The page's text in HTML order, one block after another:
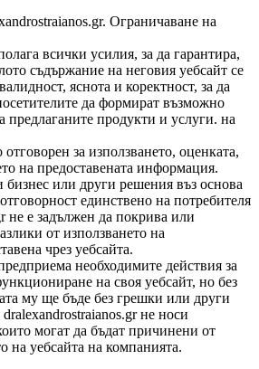
Ограничаване на
всички усилия, за да гарантира,
съдържание на неговия уебсайт се
яснота и коректност, за да
да формират възможно
предлаганите продукти и услуги. на
за използването, оценката,
на предоставената информация.
бизнес или други решения въз основа
единствено на потребителя
не е задължен да покрива или
от използването на
чрез уебсайта.
необходимите действия за
на своя уебсайт, но без
му ще бъде без грешки или други
не носи
могат да бъдат причинени от
на уебсайта на компанията.